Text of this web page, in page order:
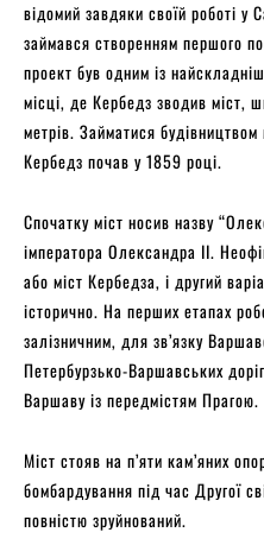
відомий завдяки своїй роботі у
займався створенням першого
проект був одним із
місці, де Кербедз зводив міст,
метрів. Займатися
Кербедз почав у 1859 році.
Спочатку міст носив назву
імператора Олександра II.
або міст Кербедза, і другий
історично. На перших етапах
залізничним, для зв’язку
Петербурзько-Варшавських
Варшаву із передмістям Прагою.
Міст стояв на п’яти кам’яних
бомбардування під час Другої
повністю зруйнований.